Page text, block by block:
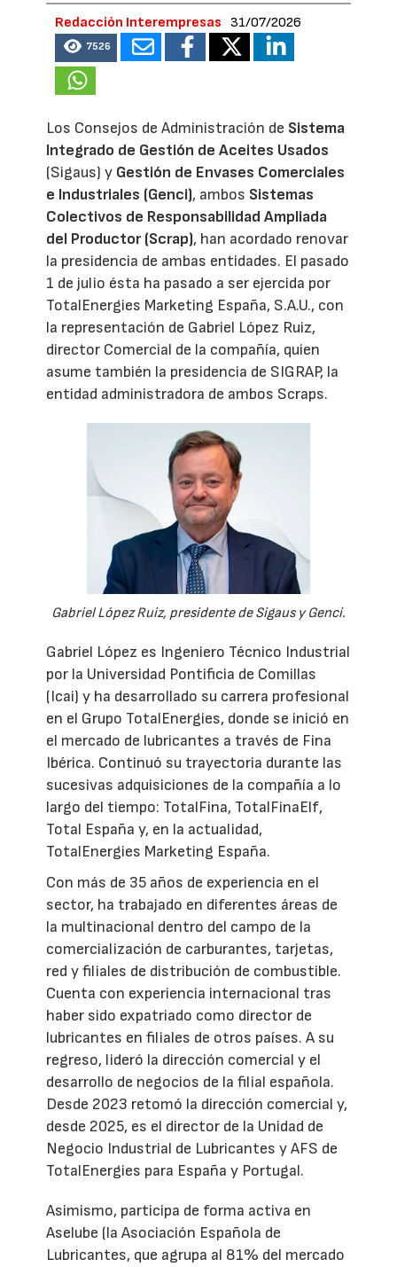
Redacción Interempresas 31/07/2026
7526
Los Consejos de Administración de Sistema
Integrado de Gestión de Aceites Usados
(Sigaus) y Gestión de Envases Comerciales
e Industriales (Genci), ambos Sistemas
Colectivos de Responsabilidad Ampliada
del Productor (Scrap), han acordado renovar
la presidencia de ambas entidades. El pasado
1 de julio ésta ha pasado a ser ejercida por
TotalEnergies Marketing España, S.A.U., con
la representación de Gabriel López Ruiz,
director Comercial de la compañía, quien
asume también la presidencia de SIGRAP, la
entidad administradora de ambos Scraps.
Gabriel López Ruiz, presidente de Sigaus y Genci.
Gabriel López es Ingeniero Técnico Industrial
por la Universidad Pontificia de Comillas
(Icai) y ha desarrollado su carrera profesional
en el Grupo TotalEnergies, donde se inició en
el mercado de lubricantes a través de Fina
Ibérica. Continuó su trayectoria durante las
sucesivas adquisiciones de la compañía a lo
largo del tiempo: TotalFina, TotalFinaElf,
Total España y, en la actualidad,
TotalEnergies Marketing España.
Con más de 35 años de experiencia en el
sector, ha trabajado en diferentes áreas de
la multinacional dentro del campo de la
comercialización de carburantes, tarjetas,
red y filiales de distribución de combustible.
Cuenta con experiencia internacional tras
haber sido expatriado como director de
lubricantes en filiales de otros países. A su
regreso, lideró la dirección comercial y el
desarrollo de negocios de la filial española.
Desde 2023 retomó la dirección comercial y,
desde 2025, es el director de la Unidad de
Negocio Industrial de Lubricantes y AFS de
TotalEnergies para España y Portugal.
Asimismo, participa de forma activa en
Aselube (la Asociación Española de
Lubricantes, que agrupa al 81% del mercado